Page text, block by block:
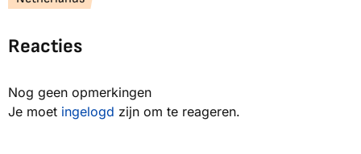
Reacties
Nog geen opmerkingen
Je moet ingelogd zijn om te reageren.